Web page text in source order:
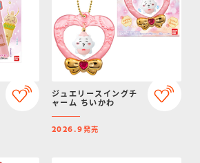
ジュエリースイングチ
ャーム ちいかわ
2026.9発売